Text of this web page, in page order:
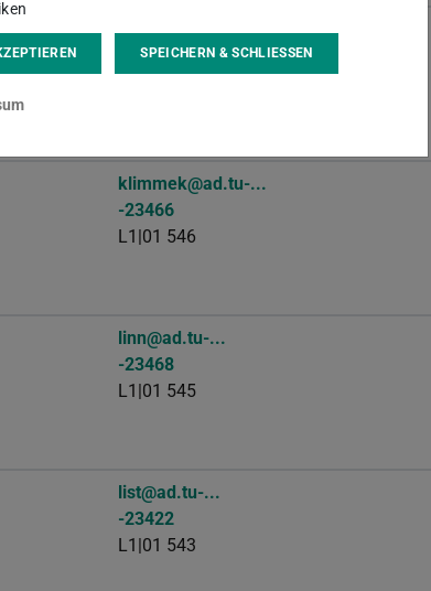
jaeckel@ad.tu-...
-23429
klimmek@ad.tu-...
-23466
L1|01 546
linn@ad.tu-...
-23468
L1|01 545
list@ad.tu-...
-23422
L1|01 543
SPEICHERN & SCHLIESSEN